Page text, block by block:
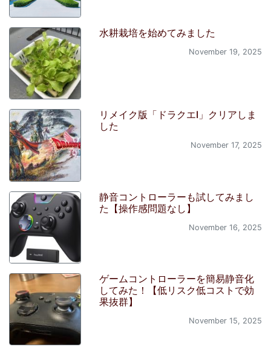
水耕栽培を始めてみました
November 19, 2025
リメイク版「ドラクエI」クリアしま
した
November 17, 2025
静音コントローラーも試してみまし
た【操作感問題なし】
November 16, 2025
ゲームコントローラーを簡易静音化
してみた！【低リスク低コストで効
果抜群】
November 15, 2025